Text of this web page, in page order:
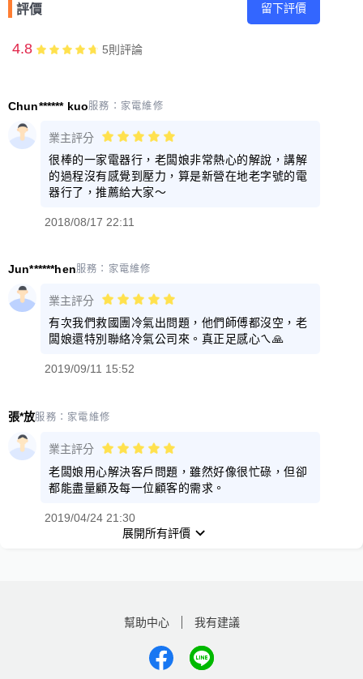
評價 留下評價
4.8 5則評論
Chun****** kuo服務： 家電維修
業主評分
很棒的一家電器行，老闆娘非常熱心的解說，講解
的過程沒有感覺到壓力，算是新營在地老字號的電
器行了，推薦給大家～
2018/08/17 22:11
Jun******hen服務： 家電維修
業主評分
有次我們救國團冷氣出問題，他們師傅都沒空，老
闆娘還特別聯絡冷氣公司來。真正足感心ㄟ🙏
2019/09/11 15:52
張*放服務： 家電維修
業主評分
老闆娘用心解決客戶問題，雖然好像很忙碌，但卻
都能盡量顧及每一位顧客的需求。
2019/04/24 21:30
展開所有評價
幫助中心 我有建議